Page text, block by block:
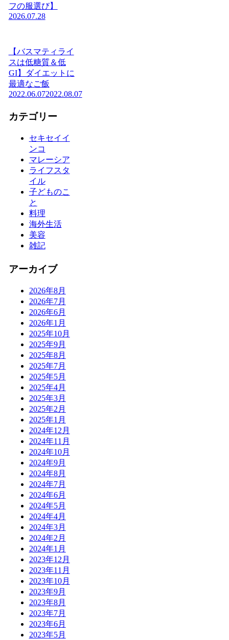
フの服選び】
2026.07.28
【バスマティライ
スは低糖質＆低
GI】ダイエットに
最適なご飯
2022.06.072022.08.07
カテゴリー
セキセイイ
ンコ
マレーシア
ライフスタ
イル
子どものこ
と
料理
海外生活
美容
雑記
アーカイブ
2026年8月
2026年7月
2026年6月
2026年1月
2025年10月
2025年9月
2025年8月
2025年7月
2025年5月
2025年4月
2025年3月
2025年2月
2025年1月
2024年12月
2024年11月
2024年10月
2024年9月
2024年8月
2024年7月
2024年6月
2024年5月
2024年4月
2024年3月
2024年2月
2024年1月
2023年12月
2023年11月
2023年10月
2023年9月
2023年8月
2023年7月
2023年6月
2023年5月